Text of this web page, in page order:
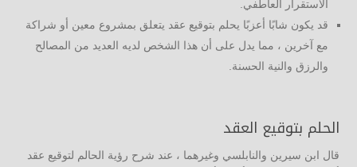
الاستقرار العاطفي.
قد يكون شابًا أعزبًا يحلم بتوقيع عقد يتعلق بمشروع معين أو شراكة
مع آخرين ، مما يدل على أن هذا الشخص لديه العديد من المصالح
والرزق والنية الحسنة.
الحلم بتوقيع العقد
قال ابن سيرين والنابلسي وغيرهما ، عند شرح رؤية الحالم لتوقيع عقد